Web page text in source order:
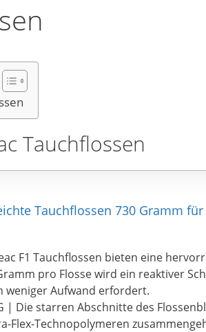
Tauchflossen
Tauchflossen 730 Gramm
F1 Tauchflossen bieten eine
pro Flosse wird ein reaktiver
weniger Aufwand erfordert.
| Die starren Abschnitte des
Flex-Technopolymeren